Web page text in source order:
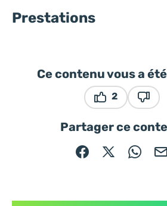
Prestations
Ce contenu vous a
2
Partager ce
Partager sur
Partager